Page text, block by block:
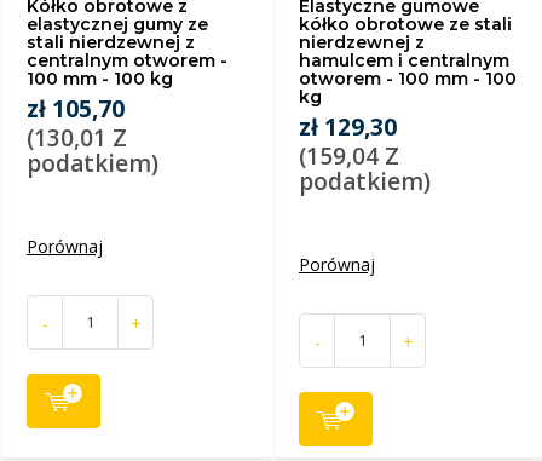
Kółko obrotowe z
elastycznej gumy ze
stali nierdzewnej z
centralnym otworem -
100 mm - 100 kg
zł 105,70
(130,01 Z
podatkiem)
Porównaj
- +
Elastyczne gumowe
kółko obrotowe ze stali
nierdzewnej z
hamulcem i centralnym
otworem - 100 mm - 100
kg
zł 129,30
(159,04 Z
podatkiem)
Porównaj
- +